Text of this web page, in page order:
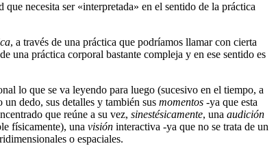
necesita ser «interpretada» en el sentido de la práctica
, a través de una práctica que podríamos llamar con cierta
una práctica corporal bastante compleja y en ese sentido es
lo que se va leyendo para luego (sucesivo en el tiempo, a
dedo, sus detalles y también sus momentos -ya que esta
que reúne a su vez, sinestésicamente, una audición
físicamente), una visión interactiva -ya que no se trata de un
o espaciales.